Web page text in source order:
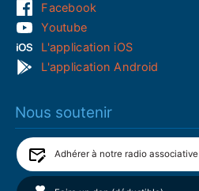
Facebook
Youtube
L'application iOS
L'application Android
Nous soutenir
Adhérer à notre radio associative